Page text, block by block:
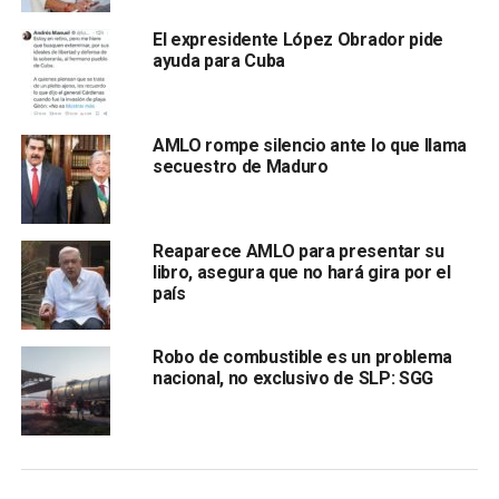
Pemex, a 27.1 millones de pesos.
Mientras que en el caso del expresidente municipal, el
secretario de la
SHCP
alrededor de los 230.9 millones de pesos y otra en 12.4
millones de dólares.
Por último, Santiago Nieto dijo que la SHCP trabaja junto
con la Secretaria de la Función Pública, con Seguridad
Administración Tributario.
El expresidente López Obrador pide
ayuda para Cuba
AMLO rompe silencio ante lo que llama
secuestro de Maduro
Reaparece AMLO para presentar su
libro, asegura que no hará gira por el
país
Robo de combustible es un problema
nacional, no exclusivo de SLP: SGG